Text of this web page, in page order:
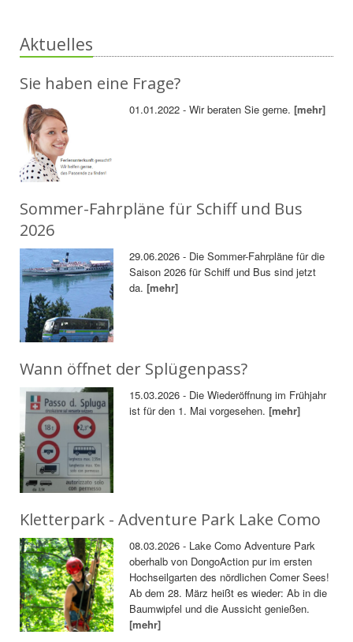
Aktuelles
Sie haben eine Frage?
01.01.2022 - Wir beraten Sie gerne.[mehr]
Sommer-Fahrpläne für Schiff und Bus
2026
29.06.2026 - Die Sommer-Fahrpläne für die
Saison 2026 für Schiff und Bus sind jetzt
da.[mehr]
Wann öffnet der Splügenpass?
15.03.2026 - Die Wiederöffnung im Frühjahr
ist für den 1. Mai vorgesehen.[mehr]
Kletterpark - Adventure Park Lake Como
08.03.2026 - Lake Como Adventure Park
oberhalb von DongoAction pur im ersten
Hochseilgarten des nördlichen Comer Sees!
Ab dem 28. März heißt es wieder: Ab in die
Baumwipfel und die Aussicht genießen.
[mehr]